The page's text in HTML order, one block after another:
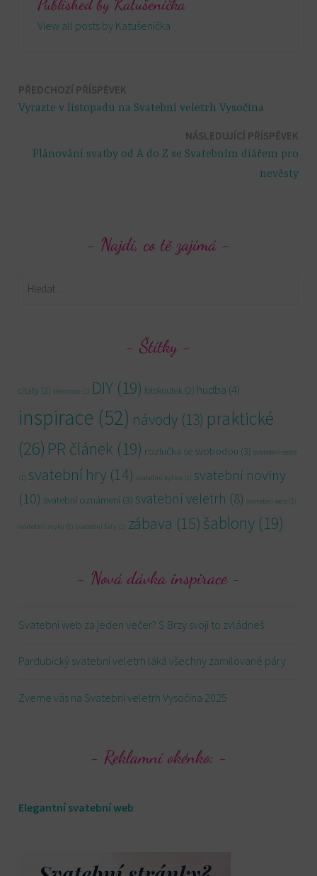
View all posts by Katušenička
Navigace
PŘEDCHOZÍ PŘÍSPĚVEK
Vyrazte v listopadu na Svatební veletrh Vysočina
NÁSLEDUJÍCÍ PŘÍSPĚVEK
Plánování svatby od A do Z se Svatebním diářem pro
nevěsty
Najdi, co tě zajímá
Štítky
citáty (2) dekorace (1) DIY (19) fotokoutek (2) hudba (4)
inspirace (52) návody (13) praktické
(26) PR článek (19) rozlučka se svobodou (3) svatební cesta
(1) svatební hry (14) svatební kytice (1) svatební noviny
(10) svatební oznámení (3) svatební veletrh (8) svatební web (1)
svatební zvyky (1) svatební šaty (1) zábava (15) šablony (19)
Nová dávka inspirace
Svatební web za jeden večer? S Brzy svoji to zvládneš
Pardubický svatební veletrh láká všechny zamilované páry
Zveme vás na Svatební veletrh Vysočina 2025
Reklamní okénko:
Elegantní svatební web